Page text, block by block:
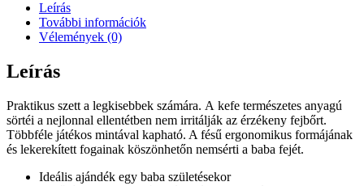
Leírás
További információk
Vélemények (0)
Leírás
Praktikus szett a legkisebbek számára. A kefe természetes anyagú
sörtéi a nejlonnal ellentétben nem irritálják az érzékeny fejbőrt.
Többféle játékos mintával kapható. A fésű ergonomikus formájának
és lekerekített fogainak köszönhetőn nemsérti a baba fejét.
Ideális ajándék egy baba születésekor